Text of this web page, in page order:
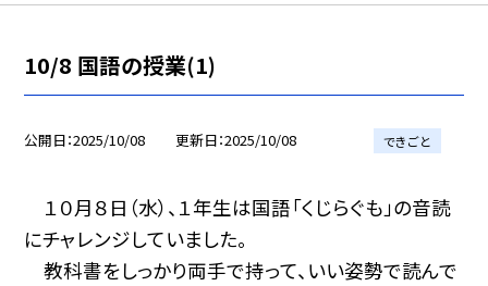
10/8 国語の授業(1)
公開日 2025/10/08 更新日 2025/10/08 できごと
１０月８日（水）、１年生は国語「くじらぐも」の音読
にチャレンジしていました。
教科書をしっかり両手で持って、いい姿勢で読んで